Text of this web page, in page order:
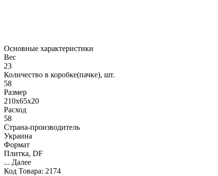
Основные характеристики
Вес
23
Количество в коробке(пачке), шт.
58
Размер
210x65x20
Расход
58
Страна-производитель
Украина
Формат
Плитка, DF
... Далее
Код Товара: 2174